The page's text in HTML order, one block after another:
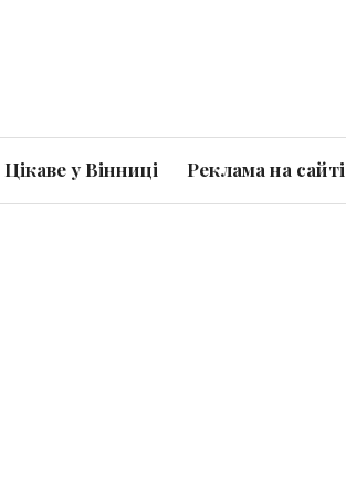
Цікаве у Вінниці Реклама на сайті